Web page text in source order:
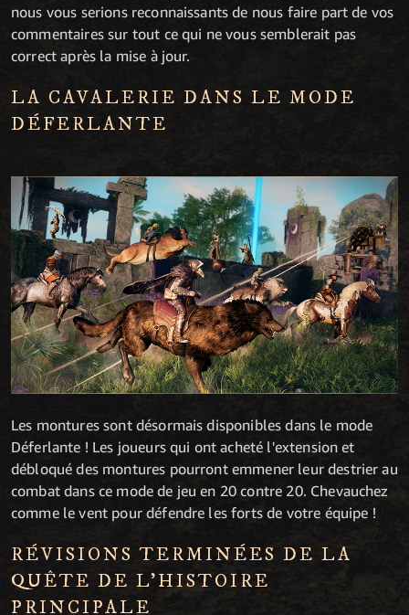
nous vous serions reconnaissants de nous faire part de vos
commentaires sur tout ce qui ne vous semblerait pas
correct après la mise à jour.
LA CAVALERIE DANS LE MODE
DÉFERLANTE
Les montures sont désormais disponibles dans le mode
Déferlante ! Les joueurs qui ont acheté l'extension et
débloqué des montures pourront emmener leur destrier au
combat dans ce mode de jeu en 20 contre 20. Chevauchez
comme le vent pour défendre les forts de votre équipe !
RÉVISIONS TERMINÉES DE LA
QUÊTE DE L’HISTOIRE
PRINCIPALE